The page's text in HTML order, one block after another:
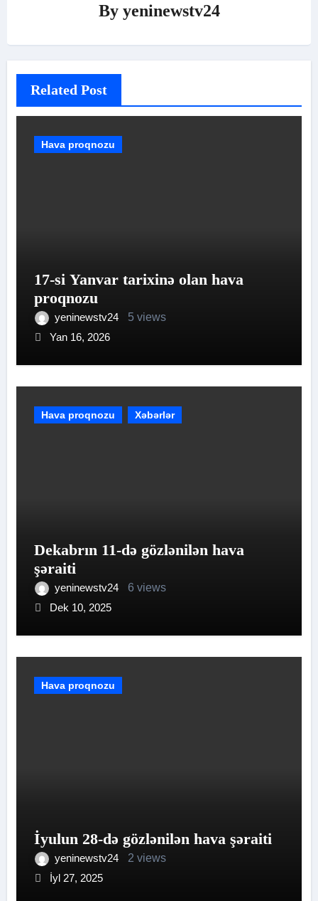
By yeninewstv24
Related Post
Hava proqnozu
17-si Yanvar tarixinə olan hava
proqnozu
yeninewstv24
5 views
Yan 16, 2026
Hava proqnozu Xəbərlər
Dekabrın 11-də gözlənilən hava
şəraiti
yeninewstv24
6 views
Dek 10, 2025
Hava proqnozu
İyulun 28-də gözlənilən hava şəraiti
yeninewstv24
2 views
İyl 27, 2025